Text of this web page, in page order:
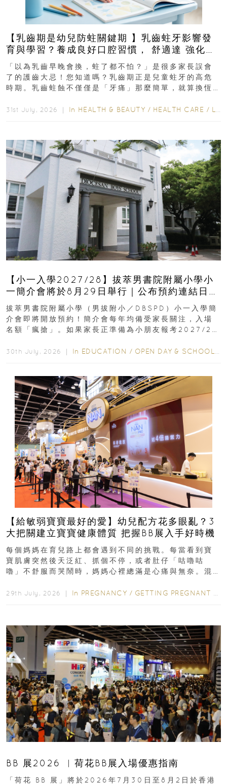
【乳齒期是幼兒防蛀關鍵期 】乳齒蛀牙影響發
育與學習？養成良好口腔習慣， 舒適達 強化琺
瑯質 兒童牙膏防護指南
「以為乳齒早晚會換，蛀了都不怕？」是很多家長誤會
了的護齒大忌！您知道嗎？乳齒期正是兒童蛀牙的高危
時期。乳齒蛀蝕不僅僅是「牙痛」那麼簡單，就算換恆
31st July, 2026 ｜ In HEALTH & BEAUTY / HEALTH CARE / LIFESTYLE
【小一入學2027/28】拔萃男書院附屬小學小
一簡介會將於8月29日舉行｜公布預約連結日期
｜更設有網上重溫
拔萃男書院附屬小學（男拔附小／DBSPD）小一入學簡
介會即將開放預約！簡介會每年均備受家長關注，入場
名額「瘋搶」。如果家長正準備為小朋友報考2027/28
30th July, 2026 ｜ In EDUCATION / OPEN DAY & SCHOOL EVENTS
【給敏弱寶寶最好的愛】幼兒配方花多眼亂？3
大把關建立寶寶健康體質 把握BB展入手好時機
每個媽媽在育兒路上都會遇到不同的挑戰。每當看到寶
寶肌膚突然後天泛紅、抓個不停，或者肚仔「咕嚕咕
嚕」不舒服而哭鬧時，媽媽心裡總滿是心痛與無奈。混
29th July, 2026 ｜ In PREGNANCY / GETTING PREGNANT
BB 展2026 ︳荷花BB展入場優惠指南
「荷花 BB 展」將於2026年7月30日至8月2日於香港